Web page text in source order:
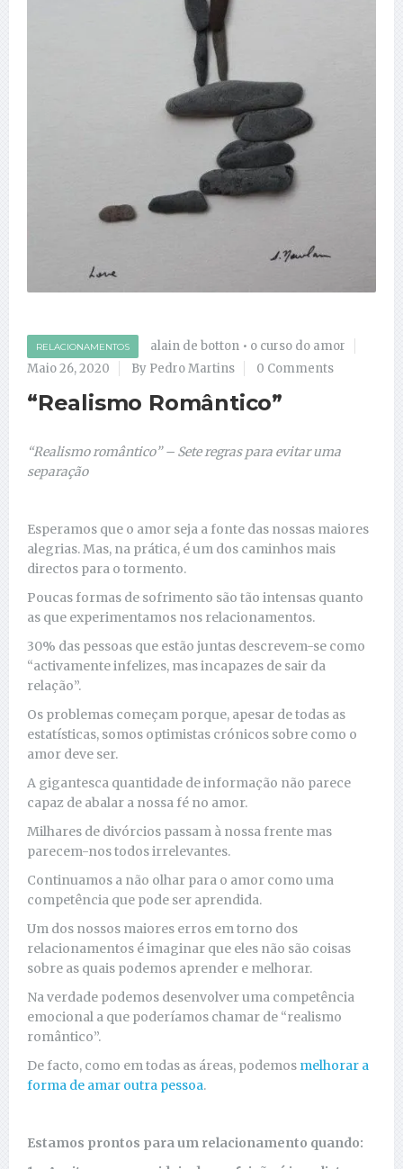
RELACIONAMENTOS alain de botton • o curso do amor
Maio 26, 2020
By Pedro Martins 0 Comments
“Realismo Romântico”
“Realismo romântico” – Sete regras para evitar uma
separação
Esperamos que o amor seja a fonte das nossas maiores
alegrias. Mas, na prática, é um dos caminhos mais
directos ​​para o tormento.
Poucas formas de sofrimento são tão intensas quanto
as que experimentamos nos relacionamentos.
30% das pessoas que estão juntas descrevem-se como
“activamente infelizes, mas incapazes de sair da
relação”.
Os problemas começam porque, apesar de todas as
estatísticas, somos optimistas crónicos sobre como o
amor deve ser.
A gigantesca quantidade de informação não parece
capaz de abalar a nossa fé no amor.
Milhares de divórcios passam à nossa frente mas
parecem-nos todos irrelevantes.
Continuamos a não olhar para o amor como uma
competência que pode ser aprendida.
Um dos nossos maiores erros em torno dos
relacionamentos é imaginar que eles não são coisas
sobre as quais podemos aprender e melhorar.
Na verdade podemos desenvolver uma competência
emocional a que poderíamos chamar de “realismo
romântico”.
De facto, como em todas as áreas, podemos melhorar a
forma de amar outra pessoa.
Estamos prontos para um relacionamento quando: